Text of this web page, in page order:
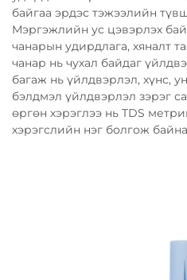
байгаа эрдэс тэжээлийн
Мэргэжлийн ус цэвэрлэх
чанарын удирдлага, хяналт
чанар нь чухал байдаг
багаж нь үйлдвэрлэл, хүнс,
бэлдмэл үйлдвэрлэл зэрэг
өргөн хэрэглээ нь TDS
хэрэгслийн нэг болгож